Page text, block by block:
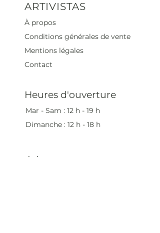
ARTIVISTAS
À propos
Conditions générales de vente
Mentions légales
Contact
Heures d'ouverture
Mar - Sam : 12 h - 19 h
Dimanche : 12 h - 18 h
Adresse